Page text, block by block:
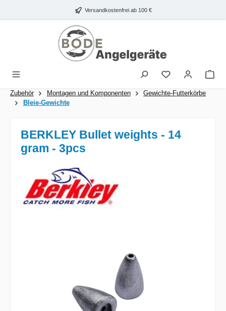
Zum Hauptinhalt springen Versandkostenfrei ab 100 €
Zubehör Montagen und Komponenten
Gewichte-Futterkörbe
Bleie-Gewichte
BERKLEY Bullet weights - 14
gram - 3pcs